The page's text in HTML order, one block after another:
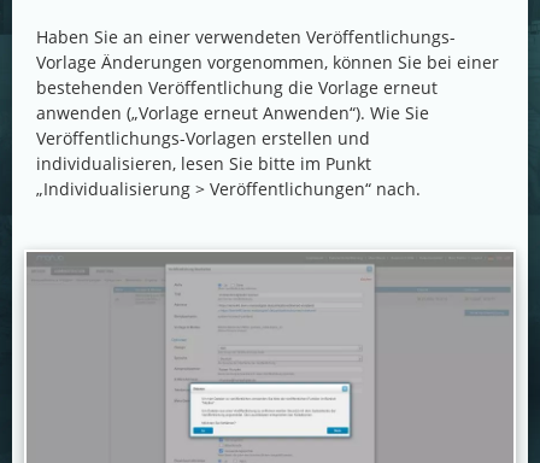
Haben Sie an einer verwendeten Veröffentlichungs-
Vorlage Änderungen vorgenommen, können Sie bei einer
bestehenden Veröffentlichung die Vorlage erneut
anwenden („Vorlage erneut Anwenden“). Wie Sie
Veröffentlichungs-Vorlagen erstellen und
individualisieren, lesen Sie bitte im Punkt
„Individualisierung > Veröffentlichungen“ nach.